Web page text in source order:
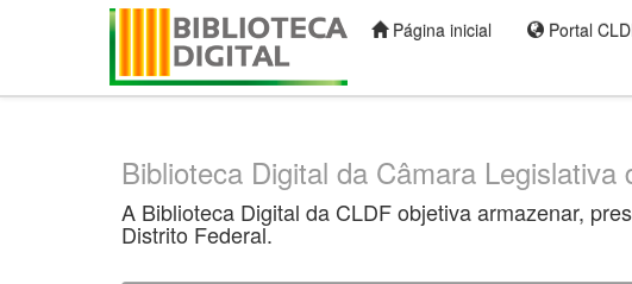
Página inicial Portal
Biblioteca Digital da Câmara Legislativa
A Biblioteca Digital da CLDF objetiva armazenar,
Distrito Federal.